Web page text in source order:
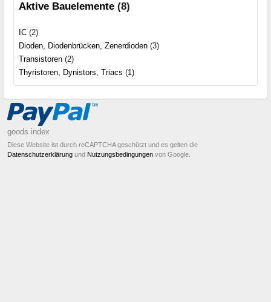
Aktive Bauelemente (8)
IC (2)
Dioden, Diodenbrücken, Zenerdioden (3)
Transistoren (2)
Thyristoren, Dynistors, Triacs (1)
goods index
Diese Website ist durch reCAPTCHA geschützt und es gelten die
Datenschutzerklärung und Nutzungsbedingungen von Google.